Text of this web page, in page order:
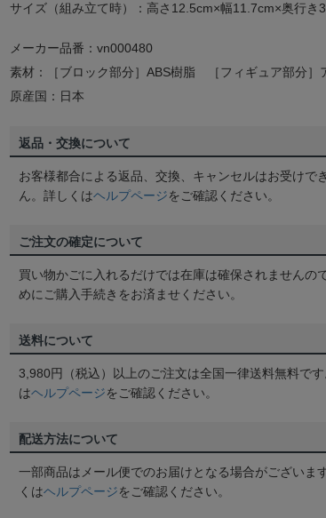
サイズ（組み立て時）：高さ12.5cm×幅11.7cm×奥行き
メーカー品番：vn000480
素材：［ブロック部分］ABS樹脂 ［フィギュア部分］
原産国：日本
返品・交換について
お客様都合による返品、交換、キャンセルはお受けで
ん。詳しくはヘルプページをご確認ください。
ご注文の確定について
買い物かごに入れるだけでは在庫は確保されませんの
めにご購入手続きをお済ませください。
送料について
3,980円（税込）以上のご注文は全国一律送料無料です
はヘルプページをご確認ください。
配送方法について
一部商品はメール便でのお届けとなる場合がございま
くはヘルプページをご確認ください。